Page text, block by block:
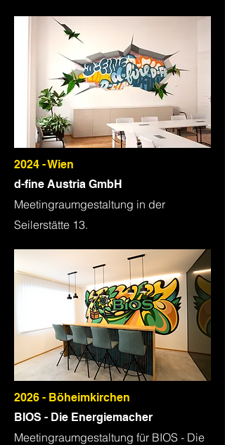
2024 - Wien
d-fine Austria GmbH
Meetingraumgestaltung in der
Seilerstätte 13.
2026 - Böheimkirchen
BIOS - Die Energiemacher
Meetingraumgestaltung für BIOS - Die